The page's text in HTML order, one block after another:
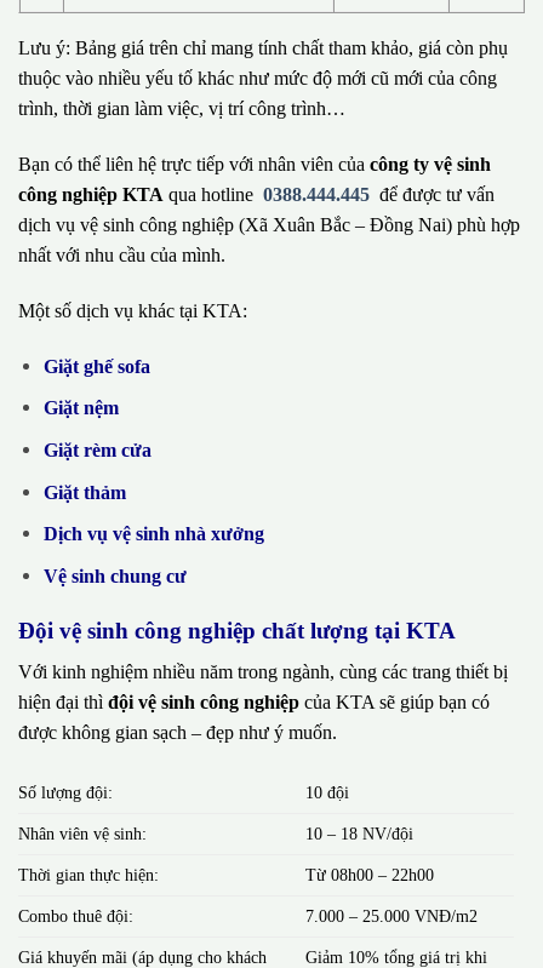
Lưu ý: Bảng giá trên chỉ mang tính chất tham khảo, giá còn phụ
thuộc vào nhiều yếu tố khác như mức độ mới cũ mới của công
trình, thời gian làm việc, vị trí công trình…
Bạn có thể liên hệ trực tiếp với nhân viên của công ty vệ sinh
công nghiệp KTA qua hotline 0388.444.445 để được tư vấn
dịch vụ vệ sinh công nghiệp (Xã Xuân Bắc – Đồng Nai) phù hợp
nhất với nhu cầu của mình.
Một số dịch vụ khác tại KTA:
Giặt ghế sofa
Giặt nệm
Giặt rèm cửa
Giặt thảm
Dịch vụ vệ sinh nhà xưởng
Vệ sinh chung cư
Đội vệ sinh công nghiệp chất lượng tại KTA
Với kinh nghiệm nhiều năm trong ngành, cùng các trang thiết bị
hiện đại thì đội vệ sinh công nghiệp của KTA sẽ giúp bạn có
được không gian sạch – đẹp như ý muốn.
Số lượng đội: 10 đội
Nhân viên vệ sinh: 10 – 18 NV/đội
Thời gian thực hiện: Từ 08h00 – 22h00
Combo thuê đội: 7.000 – 25.000 VNĐ/m2
Giá khuyến mãi (áp dụng cho khách
Giảm 10% tổng giá trị khi